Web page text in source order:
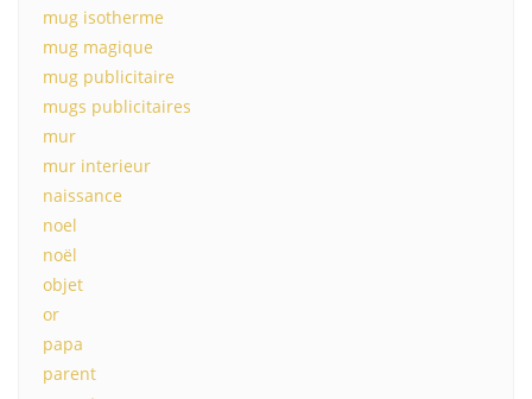
mug isotherme
mug magique
mug publicitaire
mugs publicitaires
mur
mur interieur
naissance
noel
noël
objet
or
papa
parent